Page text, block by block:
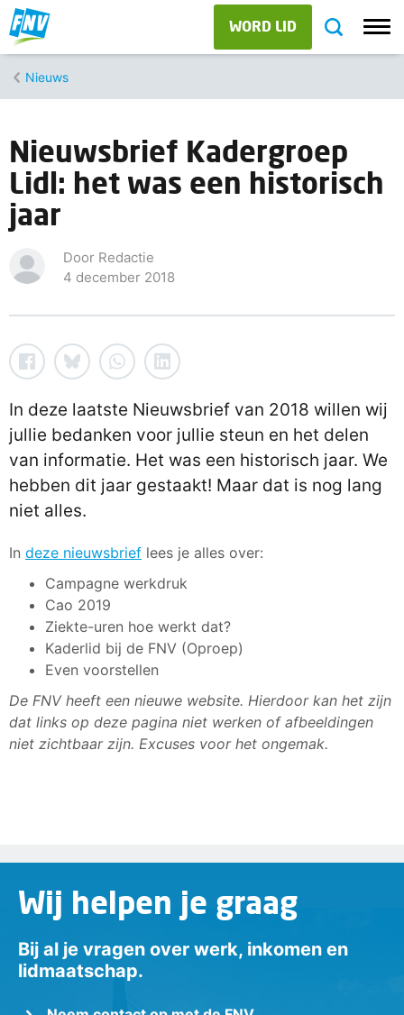
WORD LID
Nieuws
Nieuwsbrief Kadergroep
Lidl: het was een historisch
jaar
Door Redactie
4 december 2018
In deze laatste Nieuwsbrief van 2018 willen wij
jullie bedanken voor jullie steun en het delen
van informatie. Het was een historisch jaar. We
hebben dit jaar gestaakt! Maar dat is nog lang
niet alles.
In deze nieuwsbrief lees je alles over:
Campagne werkdruk
Cao 2019
Ziekte-uren hoe werkt dat?
Kaderlid bij de FNV (Oproep)
Even voorstellen
De FNV heeft een nieuwe website. Hierdoor kan het zijn
dat links op deze pagina niet werken of afbeeldingen
niet zichtbaar zijn. Excuses voor het ongemak.
Wij helpen je graag
Bij al je vragen over werk, inkomen en
lidmaatschap.